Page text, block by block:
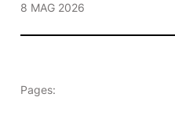
8 MAG 2026
Pages: